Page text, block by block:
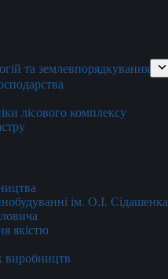
та землевпорядкування
лісового комплексу
ім. О.І. Сідашенка
якістю
виробництв